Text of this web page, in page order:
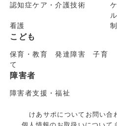
認知症ケア・介護技術
看護
こども
保育・教育 発達障害 子育
て
障害者
障害者支援・福祉
けあサポについて お問い合